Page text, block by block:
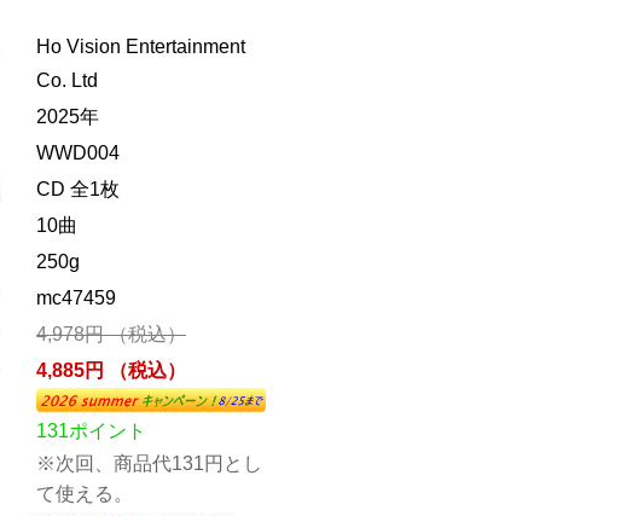
Ho Vision Entertainment
Co. Ltd
2025年
WWD004
CD 全1枚
10曲
250g
mc47459
4,978円 （税込）
4,885円 （税込）
131ポイント
※次回、商品代131円とし
て使える。